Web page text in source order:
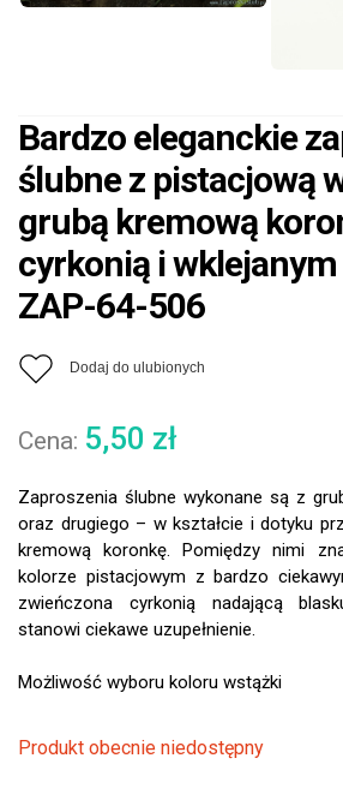
Bardzo eleganckie
ślubne z pistacjową
grubą kremową
cyrkonią i
ZAP-64-506
Dodaj do ulubionych
5,50 zł
Zaproszenia ślubne wykonane są z
oraz drugiego – w kształcie i dotyku
kremową koronkę. Pomiędzy nimi
kolorze pistacjowym z bardzo
zwieńczona cyrkonią nadającą
stanowi ciekawe uzupełnienie.
Produkt obecnie niedostępny